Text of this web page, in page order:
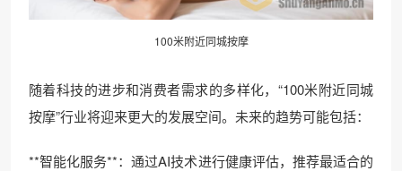
100米附近同城按摩
随着科技的进步和消费者需求的多样化，“100米附近同城
按摩”行业将迎来更大的发展空间。未来的趋势可能包括：
**智能化服务**：通过AI技术进行健康评估，推荐最适合的